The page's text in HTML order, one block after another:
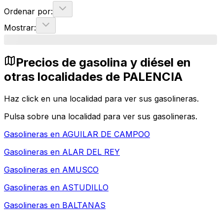
Ordenar por:
Mostrar:
Precios de gasolina y diésel en
otras localidades de PALENCIA
Haz click en una localidad para ver sus gasolineras.
Pulsa sobre una localidad para ver sus gasolineras.
Gasolineras en AGUILAR DE CAMPOO
Gasolineras en ALAR DEL REY
Gasolineras en AMUSCO
Gasolineras en ASTUDILLO
Gasolineras en BALTANAS